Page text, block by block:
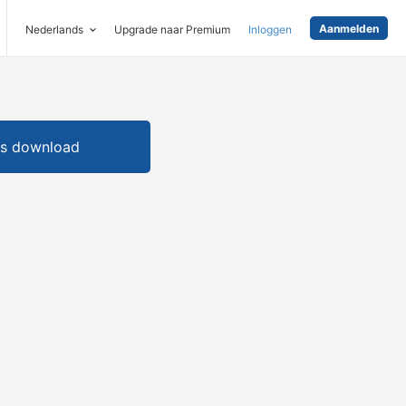
Nederlands Upgrade naar Premium Inloggen Aanmelden
download